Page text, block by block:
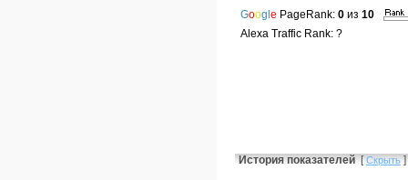
Google PageRank: 0 из 10
Alexa Traffic Rank: ?
История показателей [Скрыть]